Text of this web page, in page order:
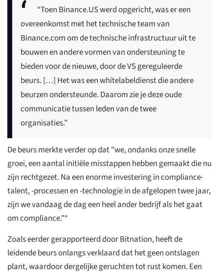
“Toen Binance.US werd opgericht, was er een
overeenkomst met het technische team van
Binance.com om de technische infrastructuur uit te
bouwen en andere vormen van ondersteuning te
bieden voor de nieuwe, door de VS gereguleerde
beurs. […] Het was een whitelabeldienst die andere
beurzen ondersteunde. Daarom zie je deze oude
communicatie tussen leden van de twee
organisaties.”
De beurs merkte verder op dat "we, ondanks onze snelle
groei, een aantal initiële misstappen hebben gemaakt die nu
zijn rechtgezet. Na een enorme investering in compliance-
talent, -processen en -technologie in de afgelopen twee jaar,
zijn we vandaag de dag een heel ander bedrijf als het gaat
om compliance."“
Zoals eerder gerapporteerd door Bitnation, heeft de
leidende beurs onlangs verklaard dat het geen ontslagen
plant, waardoor dergelijke geruchten tot rust komen. Een